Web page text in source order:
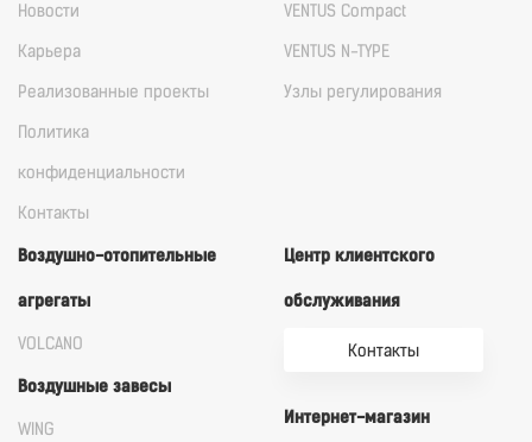
Новости
Карьера
Реализованные проекты
Политика
конфиденциальности
Контакты
VENTUS Compact
VENTUS N-TYPE
Узлы регулирования
Воздушно-отопительные
агрегаты
VOLCANO
Воздушные завесы
WING
Центр клиентского
обслуживания
Контакты
Интернет-магазин